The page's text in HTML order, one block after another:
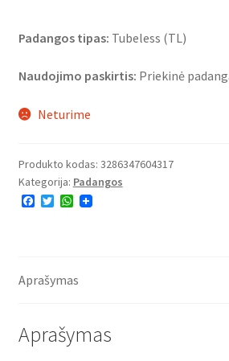
Padangos tipas: Tubeless (TL)
Naudojimo paskirtis: Priekinė
Neturime
Produkto kodas: 3286347604317
Kategorija: Padangos
F
o
T
r
W
p
Aprašymas
Aprašymas